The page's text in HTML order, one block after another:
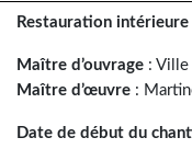
Restauration intérieure
Maître d’ouvrage : Ville
Maître d’œuvre :
Date de début du